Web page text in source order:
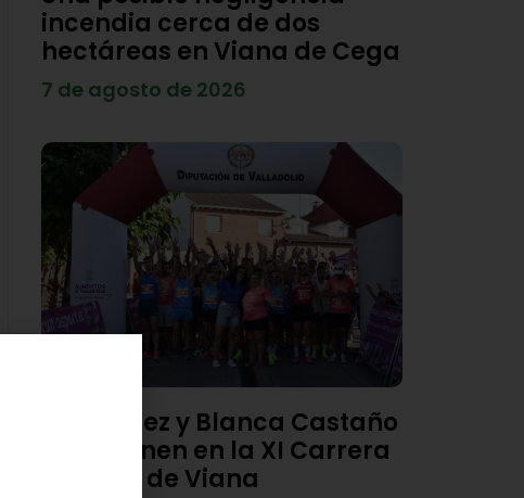
incendia cerca de dos
hectáreas en Viana de Cega
7 de agosto de 2026
Diego Díez y Blanca Castaño
se imponen en la XI Carrera
Popular de Viana